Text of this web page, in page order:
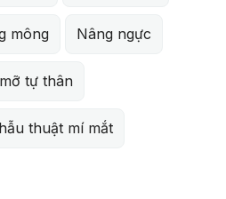
mông Nâng ngực
tự thân
thuật mí mắt